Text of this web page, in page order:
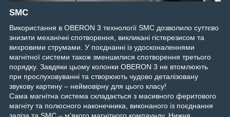
SMC
Використання в OBERON 3 технології SMC дозволило суттєво
знизити механічні спотворення, викликані гістерезисом та
вихровими струмами. У поєднанні із удосконаленнями
магнітної системи також зменшилися спотворення третього
порядку. Завдяки цьому колонки OBERON 3 не втомлюють
при прослуховуванні та створюють чудово деталізовану
звукову картину – неймовірну для цього класу!
Сама магнітна система складається з масивного феритового
магніту та полюсного наконечника, виконаного із поєднання